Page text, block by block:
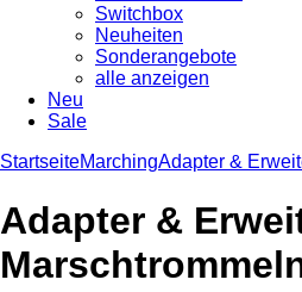
Switchbox
Neuheiten
Sonderangebote
alle anzeigen
Neu
Sale
StartseiteMarchingAdapter &
Adapter &